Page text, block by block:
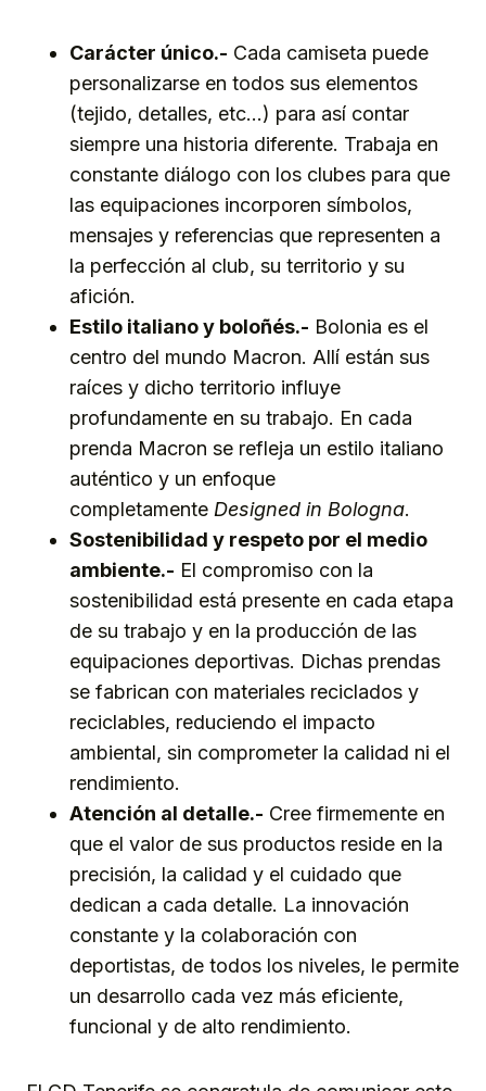
Carácter único.- Cada camiseta puede
personalizarse en todos sus elementos
(tejido, detalles, etc…) para así contar
siempre una historia diferente. Trabaja en
constante diálogo con los clubes para que
las equipaciones incorporen símbolos,
mensajes y referencias que representen a
la perfección al club, su territorio y su
afición.
Estilo italiano y boloñés.- Bolonia es el
centro del mundo Macron. Allí están sus
raíces y dicho territorio influye
profundamente en su trabajo. En cada
prenda Macron se refleja un estilo italiano
auténtico y un enfoque
completamente Designed in Bologna.
Sostenibilidad y respeto por el medio
ambiente.- El compromiso con la
sostenibilidad está presente en cada etapa
de su trabajo y en la producción de las
equipaciones deportivas. Dichas prendas
se fabrican con materiales reciclados y
reciclables, reduciendo el impacto
ambiental, sin comprometer la calidad ni el
rendimiento.
Atención al detalle.- Cree firmemente en
que el valor de sus productos reside en la
precisión, la calidad y el cuidado que
dedican a cada detalle. La innovación
constante y la colaboración con
deportistas, de todos los niveles, le permite
un desarrollo cada vez más eficiente,
funcional y de alto rendimiento.